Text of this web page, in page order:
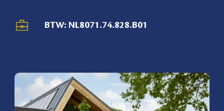
BTW: NL8071.74.828.B01